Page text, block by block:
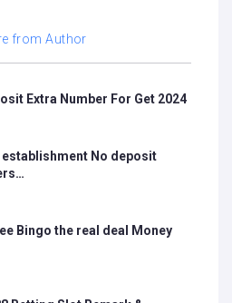
from Author
Extra Number For Get 2024
No deposit
Bingo the real deal Money